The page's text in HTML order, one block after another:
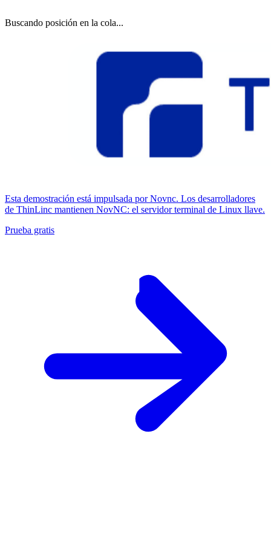
Buscando posición en la cola...
Esta demostración está impulsada por Novnc. Los desarrolladores
de ThinLinc mantienen NovNC: el servidor terminal de Linux llave.
Prueba gratis